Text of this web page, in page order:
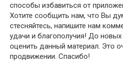
способы избавиться от
Хотите сообщить нам, что Вы
стесняйтесь, напишите нам
удачи и благополучия! До
оценить данный материал. Это
продвижении. Спасибо!